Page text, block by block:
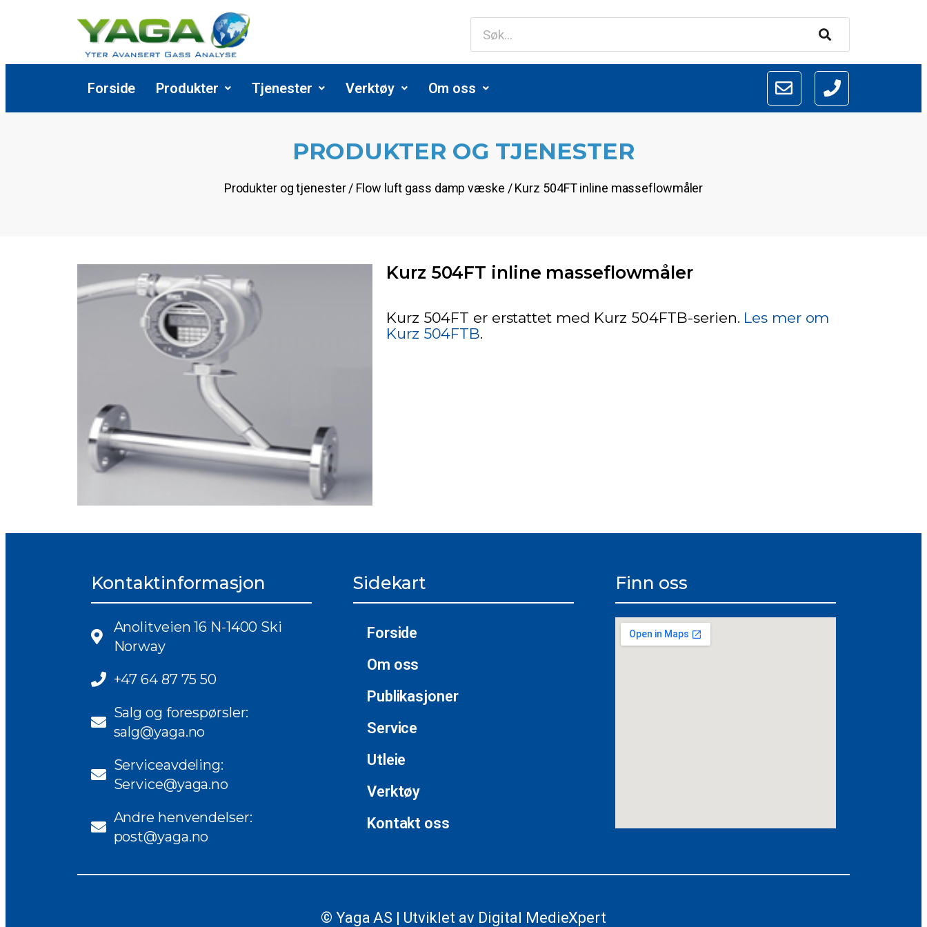
Forside Produkter Tjenester Verktøy Om oss
PRODUKTER OG TJENESTER
Produkter og tjenester / Flow luft gass damp væske / Kurz 504FT inline masseflowmåler
Kurz 504FT inline masseflowmåler
Kurz 504FT er erstattet med Kurz 504FTB-serien. Les mer om
Kurz 504FTB.
Kontaktinformasjon
Anolitveien 16 N-1400 Ski
Norway
+47 64 87 75 50
Salg og forespørsler:
salg@yaga.no
Serviceavdeling:
Service@yaga.no
Andre henvendelser:
post@yaga.no
Sidekart
Forside
Om oss
Publikasjoner
Service
Utleie
Verktøy
Kontakt oss
Finn oss
© Yaga AS | Utviklet av Digital MedieXpert